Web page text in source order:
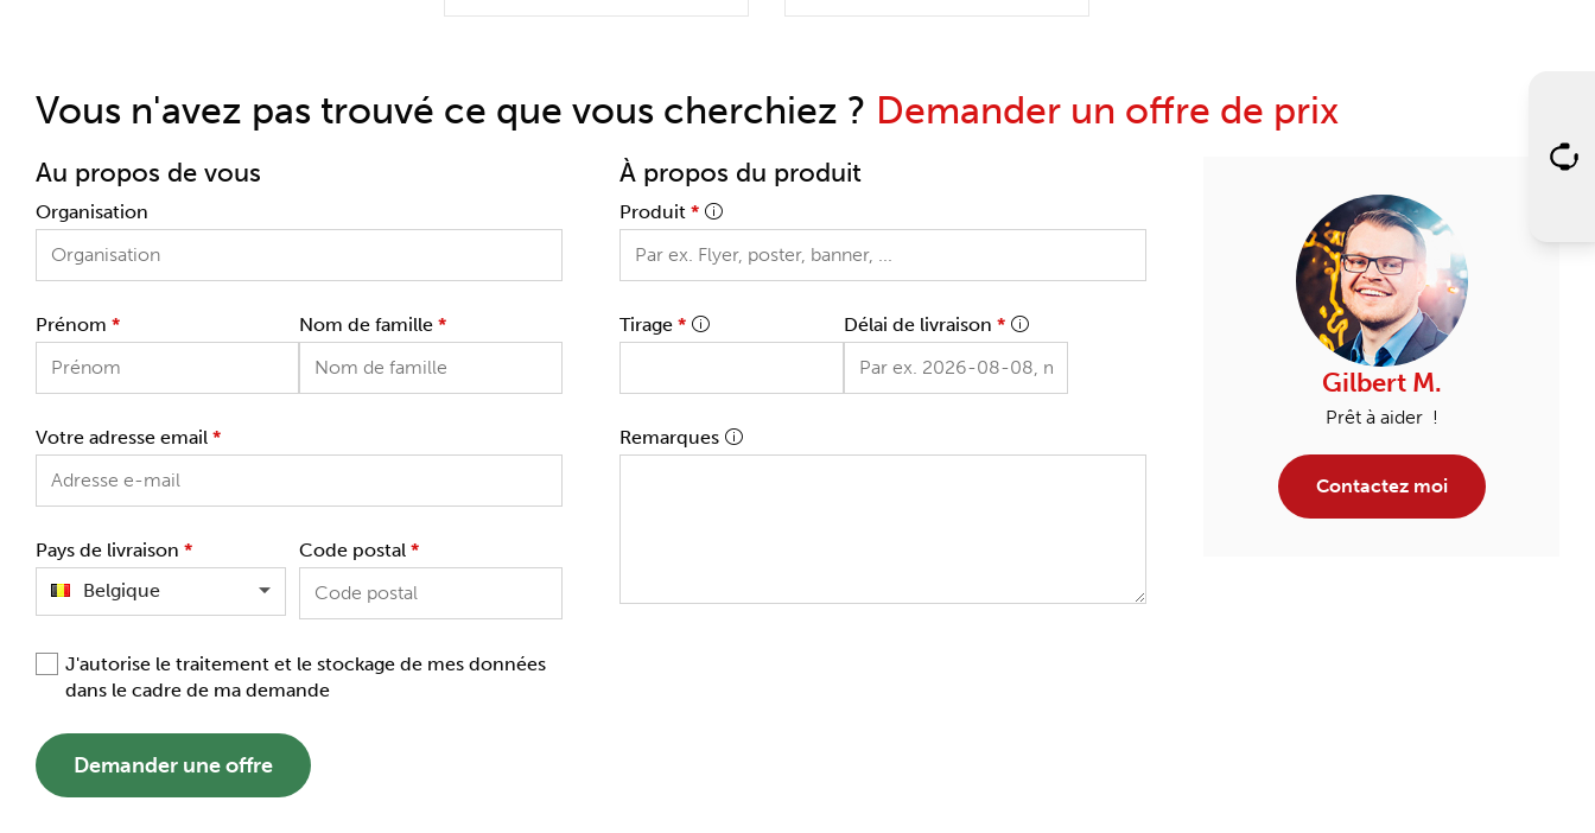
Vous n'avez pas trouvé ce que vous cherchiez ? Demander un offre de prix
Au propos de vous
Organisation
Prénom * Nom de famille *
Votre adresse email *
Pays de livraison *
Belgique
Code postal *
À propos du produit
Produit *
Tirage * Délai de livraison *
Remarques
J'autorise le traitement et le stockage de mes données
dans le cadre de ma demande
Demander une offre
Gilbert M.
Prêt à aider !
Contactez moi